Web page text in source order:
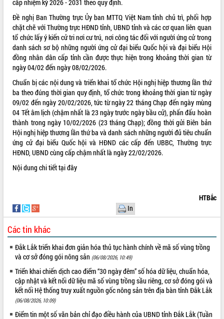
Lễ truy điệu và an táng hài cốt liệt sĩ
tại Nghĩa trang Liệt sĩ xã Sơn Hòa
Bàn giải pháp tháo gỡ khó khăn trong
xuất khẩu sầu riêng và triển khai quy
định EUDR
Thứ trưởng Bộ Nông nghiệp và Môi
trường Nguyễn Hoàng Hiệp khảo sát
vùng trồng và doanh nghiệp đóng gói
sầu riêng tại Đắk Lắk
Trình diễn nghệ thuật chế biến các
món ăn từ sầu riêng
Đắk Lắk công bố Quy hoạch và xúc
tiến đầu tư tỉnh
Ngành cá ngừ Đắk Lắk chủ động thích
ứng để giữ vững thị trường xuất khẩu
cải cách hành chính tỉnh Đắk Lắk
để phát triển du lịch Đắk Lắk
Khởi động Dự án Đầu tư xây dựng hạ
tầng kỹ thuật Cụm công nghiệp Tân
Gặp mặt các cơ quan báo chí nhân Kỷ
niệm 101 năm Ngày Báo chí Cách
mạng Việt Nam
Đắk Lắk sơ kết 4 năm triển khai thực
Tất cả:
66105167
cấp nhiệm kỳ 2026 - 2031 theo quy định.
Đề nghị Ban Thường trực Ủy ban MTTQ Việt Nam tỉnh chủ trì, phối hợp
chặt chẽ với Thường trực HĐND tỉnh, UBND tỉnh và các cơ quan liên quan
tổ chức lấy ý kiến cử tri nơi cư trú, nơi công tác đối với người ứng cử trong
danh sách sơ bộ những người ứng cử đại biểu Quốc hội và đại biểu Hội
đồng nhân dân cấp tỉnh cần được thực hiện trong khoảng thời gian từ
ngày 04/02 đến ngày 08/02/2026.
Chuẩn bị các nội dung và triển khai tổ chức Hội nghị hiệp thương lần thứ
ba theo đúng thời gian quy định, tổ chức trong khoảng thời gian từ ngày
09/02 đến ngày 20/02/2026, tức từ ngày 22 tháng Chạp đến ngày mùng
04 Tết âm lịch (chậm nhất là 23 ngày trước ngày bầu cử), phấn đấu hoàn
thành trong ngày 10/02/2026 (23 tháng Chạp); đồng thời gửi Biên bản
Hội nghị hiệp thương lần thứ ba và danh sách những người đủ tiêu chuẩn
ứng cử đại biểu Quốc hội và HĐND các cấp đến UBBC, Thường trực
HĐND, UBND cùng cấp chậm nhất là ngày 22/02/2026.
Nội dung chi tiếttại đây
HTBắc
In
Các tin khác
Đắk Lắk triển khai đơn giản hóa thủ tục hành chính về mã số vùng trồng
và cơ sở đóng gói nông sản (06/08/2026, 10:49)
Triển khai chiến dịch cao điểm “30 ngày đêm” số hóa dữ liệu, chuẩn hóa,
cập nhật và kết nối dữ liệu mã số vùng trồng sầu riêng, cơ sở đóng gói và
kết nối Hệ thống truy xuất nguồn gốc nông sản trên địa bàn tỉnh Đắk Lắk
(06/08/2026, 10:09)
Điểm tin một số văn bản chỉ đạo điều hành của UBND tỉnh Đắk Lắk (Tuần